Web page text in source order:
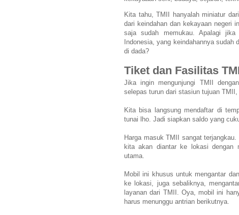
Kita tahu, TMII hanyalah miniatur
dari keindahan dan kekayaan negeri
saja sudah memukau. Apalagi jika
Indonesia, yang keindahannya
di dada?
Tiket dan Fasilitas
Jika ingin mengunjungi TMII
selepas turun dari stasiun tujuan
Kita bisa langsung mendaftar di
tunai lho. Jadi siapkan saldo yang
Harga masuk TMII sangat
kita akan diantar ke lokasi dengan
utama.
Mobil ini khusus untuk mengantar
ke lokasi, juga sebaliknya,
layanan dari TMII. Oya, mobil ini
harus menunggu antrian berikutnya.